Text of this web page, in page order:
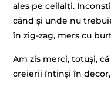
ales pe ceilalți.
când și unde nu
în zig-zag, mers cu
Am zis merci, totuși,
creierii întinși în